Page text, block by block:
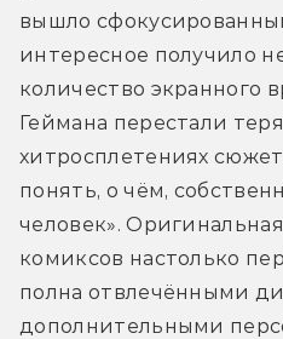
вышло
интересное получило
количество экранного
Геймана перестали
хитросплетениях
понять, о чём,
человек».
комиксов настолько
полна отвлечёнными
дополнительными